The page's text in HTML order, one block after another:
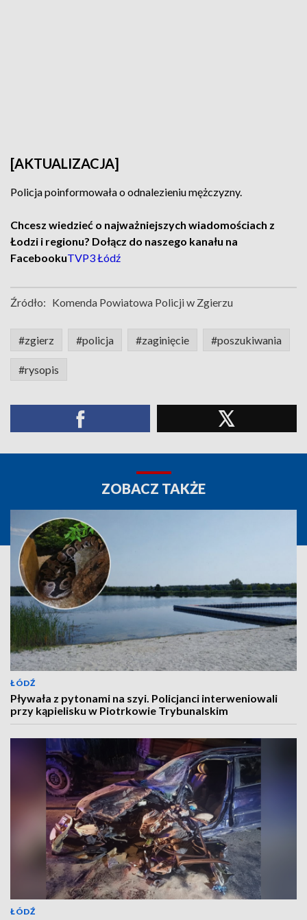
[AKTUALIZACJA]
Policja poinformowała o odnalezieniu mężczyzny.
Chcesz wiedzieć o najważniejszych wiadomościach z
Łodzi i regionu? Dołącz do naszego kanału na
FacebookuTVP3 Łódź
Źródło: Komenda Powiatowa Policji w Zgierzu
#zgierz #policja #zaginięcie #poszukiwania
#rysopis
ZOBACZ TAKŻE
ŁÓDŹ
Pływała z pytonami na szyi. Policjanci interweniowali
przy kąpielisku w Piotrkowie Trybunalskim
ŁÓDŹ